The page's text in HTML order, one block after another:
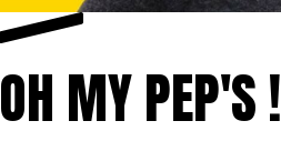
OH MY PEP'S !